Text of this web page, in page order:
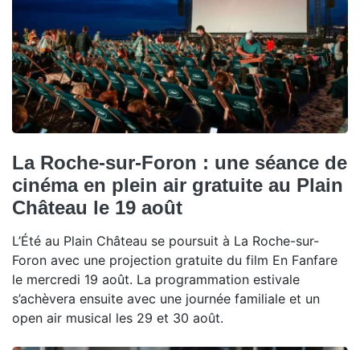
La Roche-sur-Foron : une séance de
cinéma en plein air gratuite au Plain
Château le 19 août
L’Été au Plain Château se poursuit à La Roche-sur-
Foron avec une projection gratuite du film En Fanfare
le mercredi 19 août. La programmation estivale
s’achèvera ensuite avec une journée familiale et un
open air musical les 29 et 30 août.